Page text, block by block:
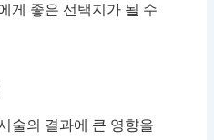
게 좋은 선택지가 될 수
술의 결과에 큰 영향을